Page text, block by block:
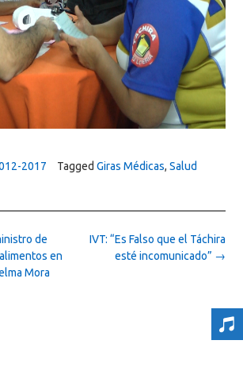
2017 Tagged Giras Médicas, Salud
IVT: “Es Falso que el Táchira
esté incomunicado” →
de
en
Mora